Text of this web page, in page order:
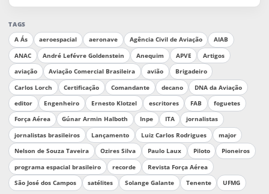
TAGS
A Ás
aeroespacial aeronave Agência Civil de Aviação AIAB
ANAC André Lefévre Goldenstein Anequim APVE Artigos
aviação Aviação Comercial Brasileira avião Brigadeiro
Carlos Lorch Certificação Comandante decano DNA da Aviação
editor Engenheiro Ernesto Klotzel escritores FAB foguetes
Força Aérea Gúnar Armin Halboth Inpe ITA jornalistas
jornalistas brasileiros Lançamento Luiz Carlos Rodrigues major
Nelson de Souza Taveira Ozires Silva Paulo Laux Piloto Pioneiros
programa espacial brasileiro recorde Revista Força Aérea
São José dos Campos satélites Solange Galante Tenente UFMG